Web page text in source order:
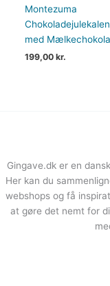
Montezuma
med
199,00kr.
Gingave.dk er en
Her kan du
webshops og få
at gøre det nemt for